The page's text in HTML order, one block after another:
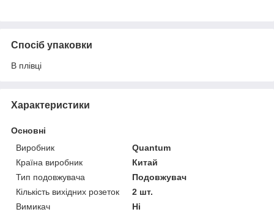
Спосіб упаковки
В плівці
Характеристики
Основні
Виробник
Quantum
Країна виробник
Китай
Тип подовжувача
Подовжувач
Кількість вихідних розеток
2 шт.
Вимикач
Ні